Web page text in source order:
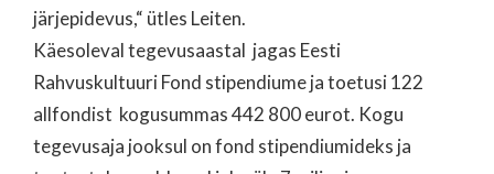
järjepidevus,“ ütles Leiten.
Käesoleval tegevusaastal jagas Eesti
Rahvuskultuuri Fond stipendiume ja toetusi 122
allfondist kogusummas 442 800 eurot. Kogu
tegevusaja jooksul on fond stipendiumideks ja